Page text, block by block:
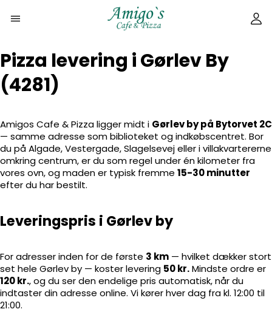
Pizza levering i Gørlev By
(4281)
Amigos Cafe & Pizza ligger midt i Gørlev by på Bytorvet 2C
— samme adresse som biblioteket og indkøbscentret. Bor
du på Algade, Vestergade, Slagelsevej eller i villakvartererne
omkring centrum, er du som regel under én kilometer fra
vores ovn, og maden er typisk fremme 15-30 minutter
efter du har bestilt.
Leveringspris i Gørlev by
For adresser inden for de første 3 km — hvilket dækker stort
set hele Gørlev by — koster levering 50 kr.Mindste ordre er
120 kr., og du ser den endelige pris automatisk, når du
indtaster din adresse online. Vi kører hver dag fra kl. 12:00 til
21:00.